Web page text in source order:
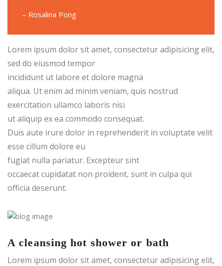
– Rosalina Pong
Lorem ipsum dolor sit amet, consectetur adipisicing elit,
sed do eiusmod tempor
incididunt ut labore et dolore magna
aliqua. Ut enim ad minim veniam, quis nostrud
exercitation ullamco laboris nisi
ut aliquip ex ea commodo consequat.
Duis aute irure dolor in reprehenderit in voluptate velit
esse cillum dolore eu
fugiat nulla pariatur. Excepteur sint
occaecat cupidatat non proident, sunt in culpa qui
officia deserunt.
A cleansing hot shower or bath
Lorem ipsum dolor sit amet, consectetur adipisicing elit,